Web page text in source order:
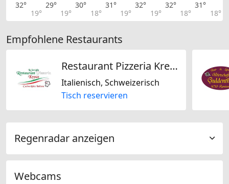
32°
19°
29°
19°
30°
18°
31°
19°
32°
19°
32°
18°
31°
18°
Empfohlene Restaurants
Restaurant Pizzeria Kreuz
Italienisch, Schweizerisch
Tisch reservieren
Regenradar anzeigen
Webcams